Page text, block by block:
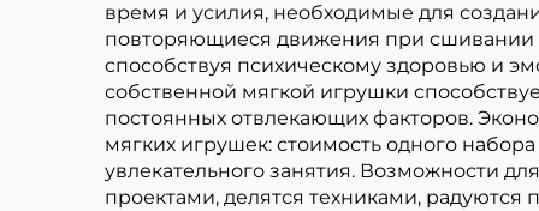
плюшевая игрушка-
брелок
время и усилия, необходимые для
повторяющиеся движения при сшивании
способствуя психическому здоровью и
собственной мягкой игрушки
постоянных отвлекающих факторов.
мягких игрушек: стоимость одного
увлекательного занятия. Возможности
проектами, делятся техниками,